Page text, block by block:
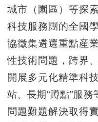
城市（園區）等探
科技服務團的全國
協徵集遴選重點産
性技術問題，跨界
開展多元化精準科
站、長期“蹲點”服
問題難題解決取得